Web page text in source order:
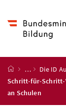
Startseite
…
Die ID
Schritt-für-Schritt-
an Schulen